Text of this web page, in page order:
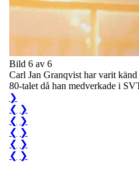
Bild 6 av 6
Carl Jan Granqvist har varit
80-talet då han medverkade i
❯
❮ ❯
❮ ❯
❮ ❯
❮ ❯
❮ ❯